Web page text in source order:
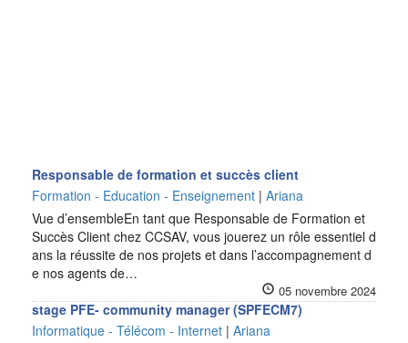
Responsable de formation et succès client
Formation - Education - Enseignement | Ariana
Vue d’ensembleEn tant que Responsable de Formation et
Succès Client chez CCSAV, vous jouerez un rôle essentiel d
ans la réussite de nos projets et dans l’accompagnement d
e nos agents de…
05 novembre 2024
stage PFE- community manager (SPFECM7)
Informatique - Télécom - Internet | Ariana